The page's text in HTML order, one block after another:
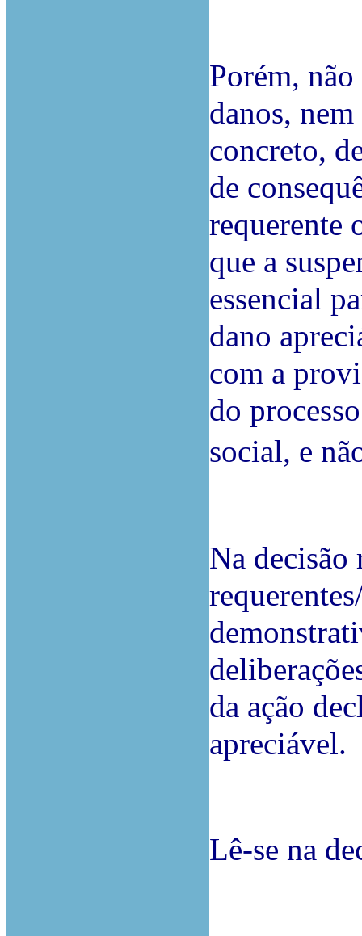
Porém,
danos,
concreto,
de
requerente
que a
essencial
dano
com a
do
social, e
Na decisão
da ação
apreciável.
Lê-se na